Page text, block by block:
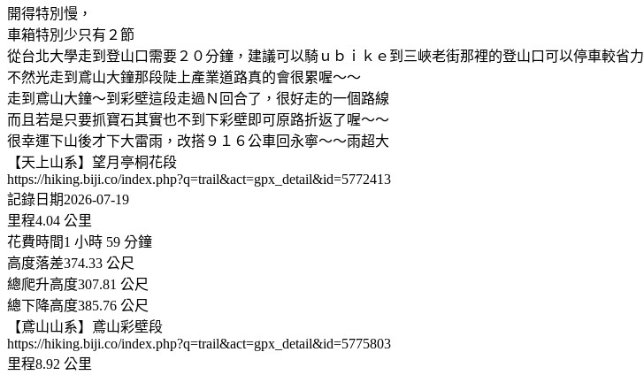
開得特別慢，
車箱特別少只有２節
從台北大學走到登山口需要２０分鐘，建議可以騎ｕｂｉｋｅ到三峽老街那裡的登山口可以停車較省力
不然光走到鳶山大鐘那段陡上產業道路真的會很累喔～～
走到鳶山大鐘～到彩壁這段走過Ｎ回合了，很好走的一個路線
而且若是只要抓寶石其實也不到下彩壁即可原路折返了喔～～
很幸運下山後才下大雷雨，改搭９１６公車回永寧～～雨超大
【天上山系】望月亭桐花段
https://hiking.biji.co/index.php?q=trail&act=gpx_detail&id=5772413
記錄日期2026-07-19
里程4.04 公里
花費時間1 小時 59 分鐘
高度落差374.33 公尺
總爬升高度307.81 公尺
總下降高度385.76 公尺
【鳶山山系】鳶山彩壁段
https://hiking.biji.co/index.php?q=trail&act=gpx_detail&id=5775803
里程8.92 公里